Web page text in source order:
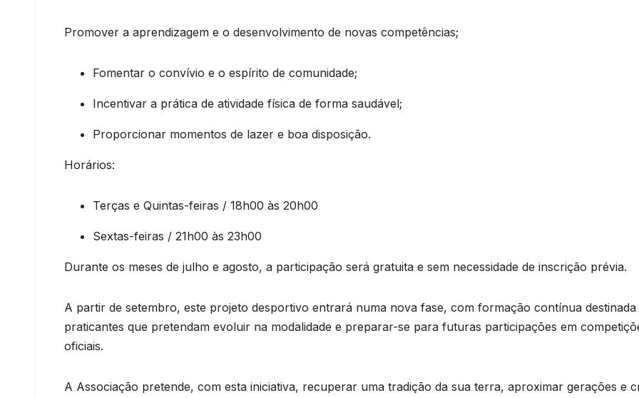
Promover a aprendizagem e o desenvolvimento de novas competências;
Fomentar o convívio e o espírito de comunidade;
Incentivar a prática de atividade física de forma saudável;
Proporcionar momentos de lazer e boa disposição.
Horários:
Terças e Quintas-feiras / 18h00 às 20h00
Sextas-feiras / 21h00 às 23h00
Durante os meses de julho e agosto, a participação será gratuita e sem necessidade de inscrição prévia.
A partir de setembro, este projeto desportivo entrará numa nova fase, com formação contínua destinada
praticantes que pretendam evoluir na modalidade e preparar-se para futuras participações em
oficiais.
A Associação pretende, com esta iniciativa, recuperar uma tradição da sua terra, aproximar gerações e